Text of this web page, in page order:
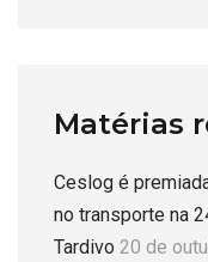
Matérias
Ceslog é
no transporte na
Tardivo 20 de